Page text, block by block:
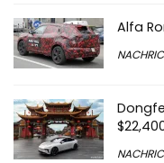
Alfa